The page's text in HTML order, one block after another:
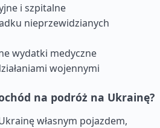
i szpitalne
nieprzewidzianych
wydatki medyczne
wojennymi
na podróż na Ukrainę?
własnym pojazdem,